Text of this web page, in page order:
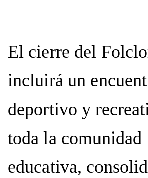
El cierre del
incluirá un
deportivo y
toda la comunidad
educativa,